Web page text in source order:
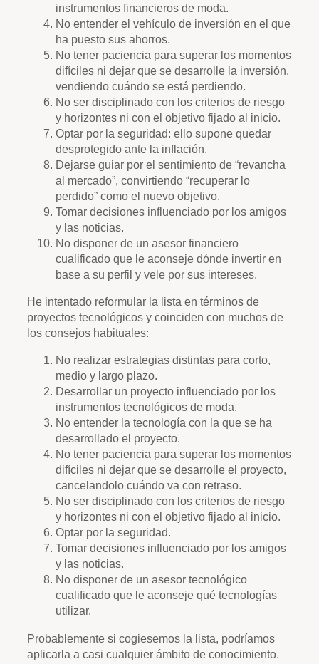
instrumentos financieros de moda.
No entender el vehículo de inversión en el que
ha puesto sus ahorros.
No tener paciencia para superar los momentos
difíciles ni dejar que se desarrolle la inversión,
vendiendo cuándo se está perdiendo.
No ser disciplinado con los criterios de riesgo
y horizontes ni con el objetivo fijado al inicio.
Optar por la seguridad: ello supone quedar
desprotegido ante la inflación.
Dejarse guiar por el sentimiento de “revancha
al mercado”, convirtiendo “recuperar lo
perdido” como el nuevo objetivo.
Tomar decisiones influenciado por los amigos
y las noticias.
No disponer de un asesor financiero
cualificado que le aconseje dónde invertir en
base a su perfil y vele por sus intereses.
He intentado reformular la lista en términos de
proyectos tecnológicos y coinciden con muchos de
los consejos habituales:
No realizar estrategias distintas para corto,
medio y largo plazo.
Desarrollar un proyecto influenciado por los
instrumentos tecnológicos de moda.
No entender la tecnología con la que se ha
desarrollado el proyecto.
No tener paciencia para superar los momentos
difíciles ni dejar que se desarrolle el proyecto,
cancelandolo cuándo va con retraso.
No ser disciplinado con los criterios de riesgo
y horizontes ni con el objetivo fijado al inicio.
Optar por la seguridad.
Tomar decisiones influenciado por los amigos
y las noticias.
No disponer de un asesor tecnológico
cualificado que le aconseje qué tecnologías
utilizar.
Probablemente si cogiesemos la lista, podríamos
aplicarla a casi cualquier ámbito de conocimiento.